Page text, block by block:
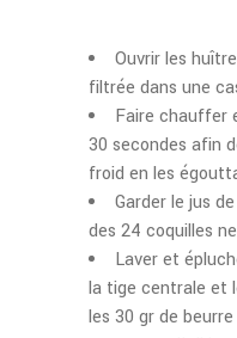
Ouvrir les
filtrée dans une
Faire chauffer
30 secondes afin
froid en les
Garder le jus
des 24 coquilles
Laver et
la tige centrale et
les 30 gr de